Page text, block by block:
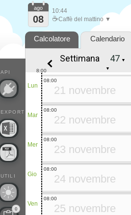
contare
API
EXPORT
UTILI
0
ago
08
10:44
☕Caffè del mattino ▼
Calcolatore Calendario
Settimana
▼
▼
Lun
Mar
Mer
Gio
Ven
8:00
21 novembre
08:00
22 novembre
08:00
23 novembre
08:00
24 novembre
08:00
25 novembre
08:00